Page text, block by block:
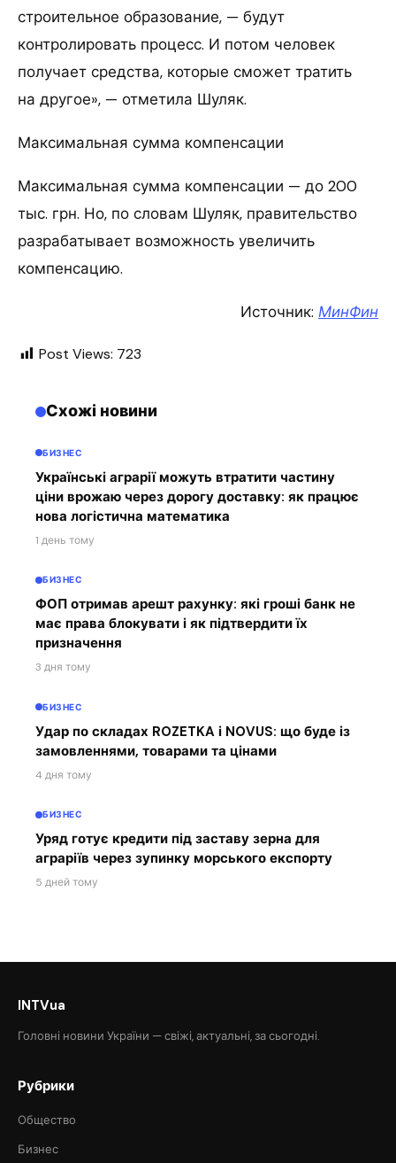
строительное образование, — будут
контролировать процесс. И потом человек
получает средства, которые сможет тратить
на другое», — отметила Шуляк.
Максимальная сумма компенсации
Максимальная сумма компенсации — до 200
тыс. грн. Но, по словам Шуляк, правительство
разрабатывает возможность увеличить
компенсацию.
Источник: МинФин
Post Views: 723
Схожі новини
БИЗНЕС
Українські аграрії можуть втратити частину
ціни врожаю через дорогу доставку: як працює
нова логістична математика
1 день тому
БИЗНЕС
ФОП отримав арешт рахунку: які гроші банк не
має права блокувати і як підтвердити їх
призначення
3 дня тому
БИЗНЕС
Удар по складах ROZETKA і NOVUS: що буде із
замовленнями, товарами та цінами
4 дня тому
БИЗНЕС
Уряд готує кредити під заставу зерна для
аграріїв через зупинку морського експорту
5 дней тому
INTVua
Головні новини України — свіжі, актуальні, за сьогодні.
Рубрики
Общество
Бизнес